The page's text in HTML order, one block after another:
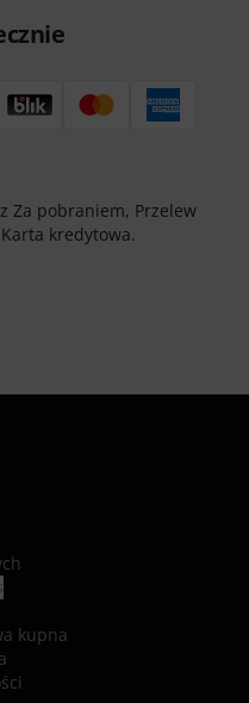
Za pobraniem, Przelew
kredytowa.
kupna